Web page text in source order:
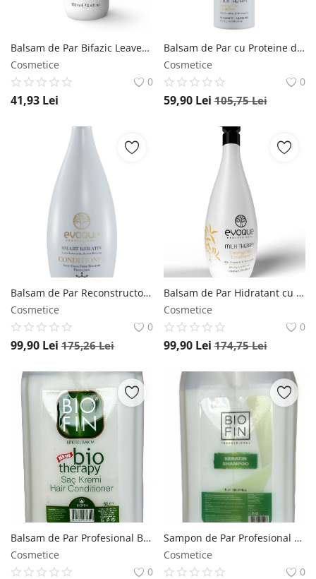
Balsam de Par Bifazic Leave-in, EVOQUE Milk Therapy 2 Phase Conditioner, 100 ml , Fara Clatire, Cu Protectie Termica, Travel Size - Evoque Evoque
Cosmetice
0
41,93 Lei
Balsam de Par cu Proteine din Lapte, EVOQUE Milk Therapy, 380 ml , Profesional, Antistatic, cu 12 Aminoacizi si Filtru UV - Evoque Evoque
Cosmetice
0
59,90 Lei 105,75Lei
Balsam de Par Reconstructor Profesional cu Keratina, EVOQUE USA Smart Keratin, 1000 ml , Anti-Frizz, cu Ulei de Argan si Macadamia, Protectie UV, Fara Parabeni Evoque
Cosmetice
0
99,90 Lei 175,26Lei
Balsam de Par Hidratant cu Aminoacizi si Vitamina E, EVOQUE Milk Therapy USA, 1000 ml , Profesional, Fara Sulfati si Parabeni Evoque
Cosmetice
0
99,90 Lei 174,75Lei
Balsam de Par Profesional BIO Therapy BIOFIN, 5000 ml Biofin
Cosmetice
0
Sampon de Par Profesional cu Keratina BIOFIN, 5000 ml Biofin
Cosmetice
0